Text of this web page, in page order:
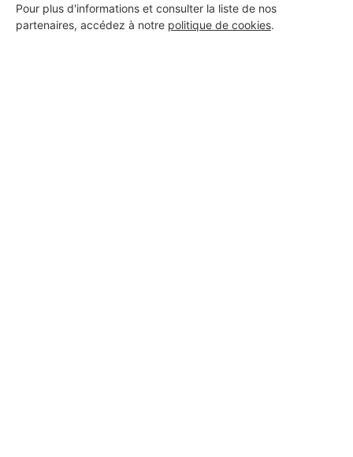
Pour plus d'informations et consulter la liste de nos
partenaires, accédez à notre politique de cookies.